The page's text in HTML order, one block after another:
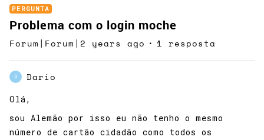
PERGUNTA
Problema com o login moche
Forum|Forum|2 years ago 1 resposta
D Dario
Olá,
sou Alemão por isso eu não tenho o mesmo
número de cartão cidadão como todos os